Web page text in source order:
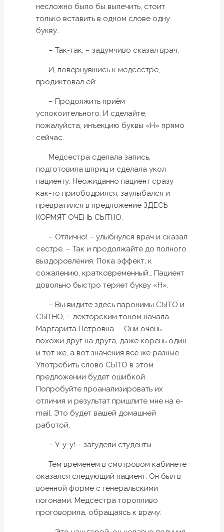
несложно было бы вылечить, стоит
только вставить в одном слове одну
букву…
– Так-так, – задумчиво сказал врач.
И, повернувшись к медсестре,
продиктовал ей:
– Продолжить приём
успокоительного. И сделайте,
пожалуйста, инъекцию буквы «Н» прямо
сейчас.
Медсестра сделала запись,
подготовила шприц и сделала укол
пациенту. Неожиданно пациент сразу
как-то приободрился, заулыбался и
превратился в предложение ЗДЕСЬ
КОРМЯТ ОЧЕНЬ СЫТНО.
– Отлично! – улыбнулся врач и сказал
сестре. – Так и продолжайте до полного
выздоровления. Пока эффект, к
сожалению, кратковременный… Пациент
довольно быстро теряет букву «Н».
– Вы видите здесь паронимы СЫТО и
СЫТНО, – лекторским тоном начала
Маргарита Петровна. – Они очень
похожи друг на друга, даже корень один
и тот же, а вот значения всё же разные.
Употребить слово СЫТО в этом
предложении будет ошибкой.
Попробуйте проанализировать их
отличия и результат пришлите мне на e-
mail. Это будет вашей домашней
работой.
– У-у-у! – загудели студенты.
Тем временем в смотровом кабинете
оказался следующий пациент. Он был в
военной форме с генеральскими
погонами. Медсестра торопливо
проговорила, обращаясь к врачу: